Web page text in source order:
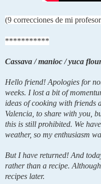
(9 correcciones de mi
***********
Cassava / manioc / yuca
Hello friend! Apologies for
weeks. I lost a bit of
ideas of cooking with friends
Valencia, to share with you,
this is still prohibited. We
weather, so my enthusiasm
But I have returned! And
rather than a recipe.
recipes later.